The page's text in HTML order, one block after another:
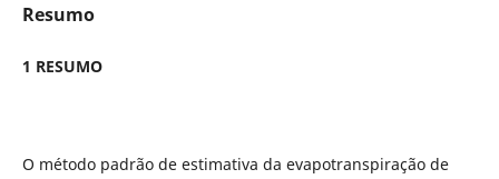
Resumo
1 RESUMO
O método padrão de estimativa da evapotranspiração de